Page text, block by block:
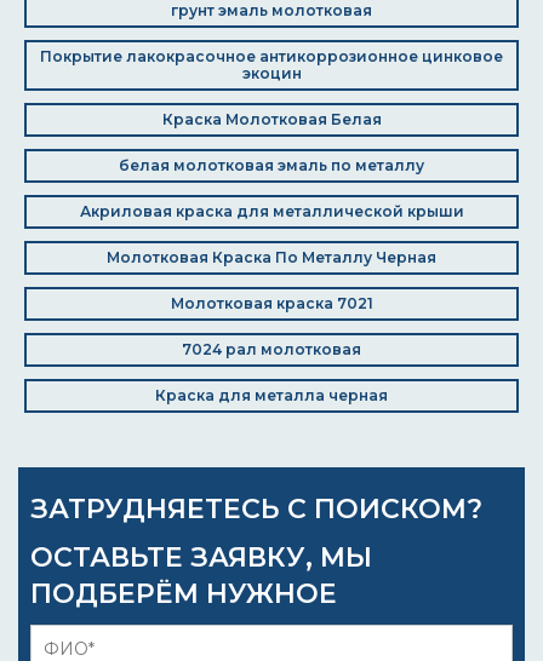
грунт эмаль молотковая
Покрытие лакокрасочное антикоррозионное цинковое
экоцин
Краска Молотковая Белая
белая молотковая эмаль по металлу
Акриловая краска для металлической крыши
Молотковая Краска По Металлу Черная
Молотковая краска 7021
7024 рал молотковая
Краска для металла черная
ЗАТРУДНЯЕТЕСЬ С ПОИСКОМ?
ОСТАВЬТЕ ЗАЯВКУ, МЫ
ПОДБЕРЁМ НУЖНОЕ